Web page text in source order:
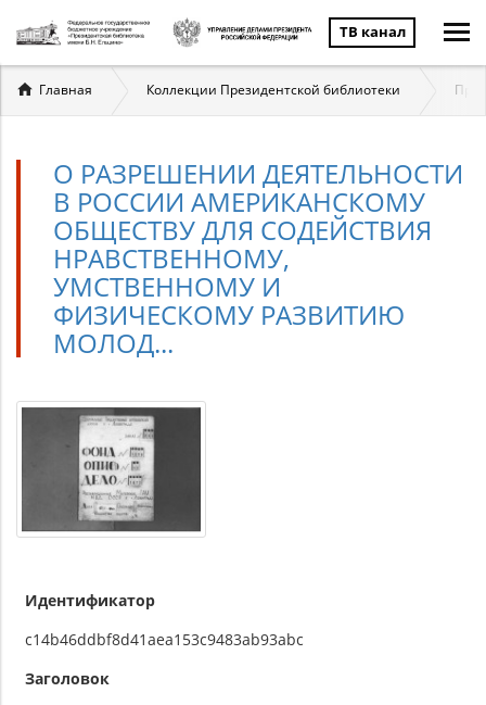
ТВ канал
Вы
здесь
Главная Коллекции Президентской библиотеки
О РАЗРЕШЕНИИ ДЕЯТЕЛЬНОСТИ
В РОССИИ АМЕРИКАНСКОМУ
ОБЩЕСТВУ ДЛЯ СОДЕЙСТВИЯ
НРАВСТВЕННОМУ,
УМСТВЕННОМУ И
ФИЗИЧЕСКОМУ РАЗВИТИЮ
МОЛОД...
Идентификатор
c14b46ddbf8d41aea153c9483ab93abc
Заголовок